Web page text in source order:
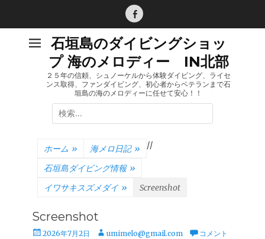
Facebook
石垣島のダイビングショッ
プ 海のメロディー IN北部
２５年の信頼、シュノーケルから体験ダイビング、ライセ
ンス取得、ファンダイビング、初心者からベテランまで石
垣島の海のメロディーに任せて安心！！
検
索:
ホーム » 海メロ日記 » /
石垣島ダイビング情報 »
/
イワサキスズメダイ » Screenshot
Screenshot
投 2026年7月2日
投 umimelo@gmail.com
コメント